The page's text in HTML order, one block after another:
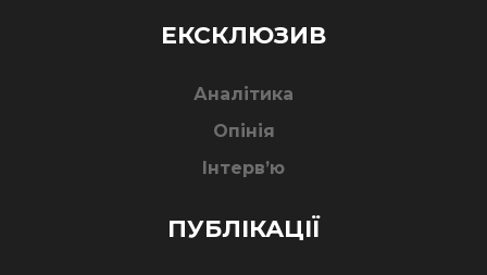
ЕКСКЛЮЗИВ
Аналітика
Опінія
Інтерв’ю
ПУБЛІКАЦІЇ